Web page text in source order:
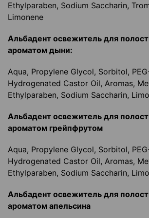
Ethylparaben, Sodium Saccharin,
Limonene
Альбадент освежитель для
ароматом дыни:
Aqua, Propylene Glycol, Sorbitol,
Hydrogenated Castor Oil, Aromas,
Ethylparaben, Sodium Saccharin,
Альбадент освежитель для
ароматом грейпфрутом
Aqua, Propylene Glycol, Sorbitol,
Hydrogenated Castor Oil, Aromas,
Ethylparaben, Sodium Saccharin,
Альбадент освежитель для
ароматом апельсина